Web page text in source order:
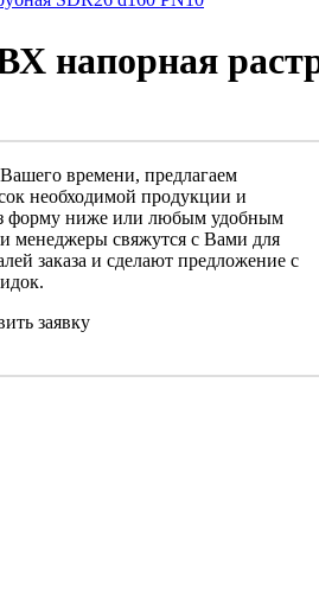
напорная
времени, предлагаем
необходимой продукции и
форму ниже или любым удобным
менеджеры свяжутся с Вами для
заказа и сделают предложение с
заявку